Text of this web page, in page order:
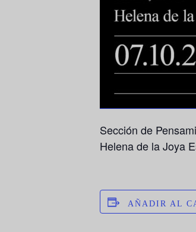
Sección de
Helena de la Joya
AÑADIR AL